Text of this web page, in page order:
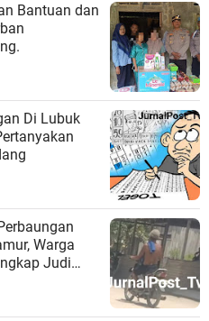
Bantuan dan
Di Lubuk
Warga
Judi